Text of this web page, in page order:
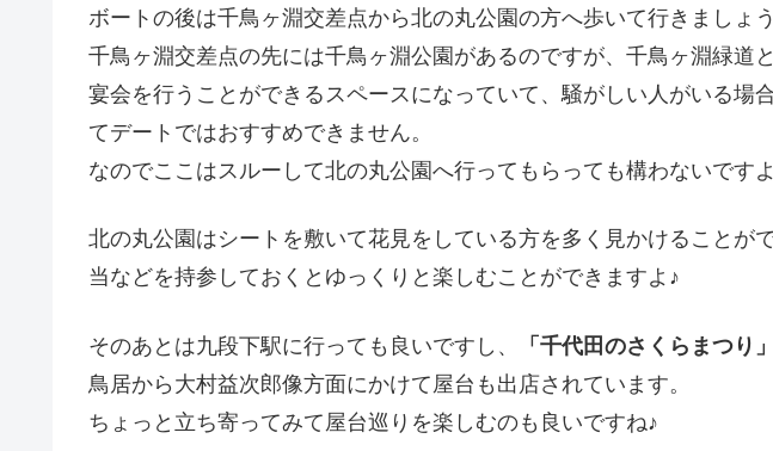
ボートの後は千鳥ヶ淵交差点から北の丸公園の方へ歩いて行きましょう
千鳥ヶ淵交差点の先には千鳥ヶ淵公園があるのですが、千鳥ヶ淵緑道
宴会を行うことができるスペースになっていて、騒がしい人がいる場
てデートではおすすめできません。
なのでここはスルーして北の丸公園へ行ってもらっても構わないですよ
北の丸公園はシートを敷いて花見をしている方を多く見かけることが
当などを持参しておくとゆっくりと楽しむことができますよ♪
そのあとは九段下駅に行っても良いですし、 「千代田のさくらまつり」
鳥居から大村益次郎像方面にかけて屋台も出店されています。
ちょっと立ち寄ってみて屋台巡りを楽しむのも良いですね♪